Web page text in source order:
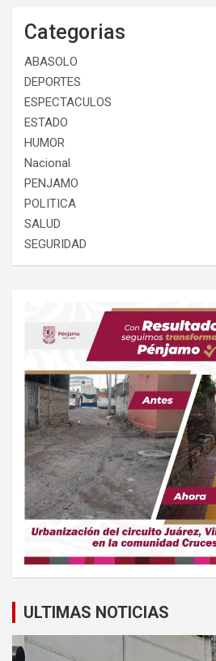
Categorias
ABASOLO
DEPORTES
ESPECTACULOS
ESTADO
HUMOR
Nacional
PENJAMO
POLITICA
SALUD
SEGURIDAD
ULTIMAS NOTICIAS